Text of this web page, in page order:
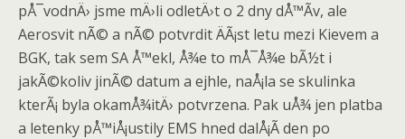
pÅ¯vodnÄ› jsme mÄ›li odletÄ›t o 2 dny dÅ™Ã­v, ale
Aerosvit nÃ© a nÃ© potvrdit ÄÃ¡st letu mezi Kievem a
BGK, tak sem SA Å™ekl, Å¾e to mÅ¯Å¾e bÃ½t i
jakÃ©koliv jinÃ© datum a ejhle, naÅ¡la se skulinka
kterÃ¡ byla okamÅ¾itÄ› potvrzena. Pak uÅ¾ jen platba
a letenky pÅ™iÅ¡ustily EMS hned dalÅ¡Ã­ den po